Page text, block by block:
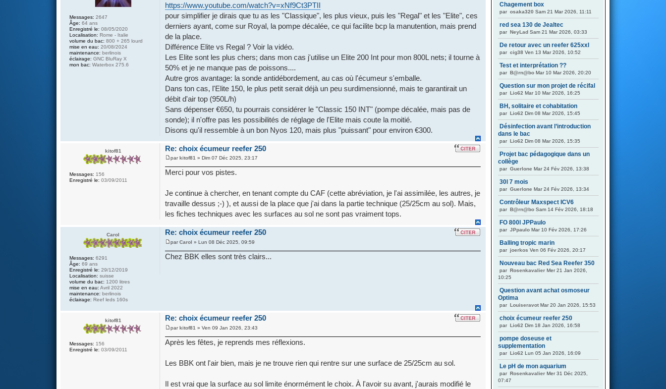
https://www.youtube.com/watch?v=xNf9Ct3PTII
pour simplifier je dirais que tu as les "Classique", les plus vieux, puis les "Regal" et les "Elite", ces
derniers ayant, come sur Royal, la pompe décalée, ce qui facilite bcp la manutention, mais prend
de la place.
Différence Elite vs Regal ? Voir la vidéo.
Les Elite sont les plus chers; dans mon cas j'utilise un Elite 200 Int pour mon 800L nets; il tourne à
50% et je ne manque pas de poissons....
Autre gros avantage: la sonde antidébordement, au cas où l'écumeur s'emballe.
Dans ton cas, l'Elite 150, le plus petit serait déjà un peu surdimensionné, mais te garantirait un
débit d'air top (950L/h)
Sans dépenser €650, tu pourrais considérer le "Classic 150 INT" (pompe décalée, mais pas de
sonde); il n'offre pas les possibilités de réglage de l'Elite mais coute la moitié.
Disons qu'il ressemble à un bon Nyos 120, mais plus "puissant" pour environ €300.
Messages: 2647
Âge: 64 ans
Enregistré le: 08/05/2020
Localisation: Rome - Italie
volume du bac: 800 + 265 lourd
mise en eau: 20/08/2024
maintenance: berlinois
éclairage: GNC BluRay X
mon bac: Waterbox 275.6
Re: choix écumeur reefer 250
parkitof81 » Dim 07 Déc 2025, 23:17
Merci pour vos pistes.
Je continue à chercher, en tenant compte du CAF (cette abréviation, je l'ai assimilée, les autres, je
travaille dessus ;-) ), et aussi de la place que j'ai dans la partie technique (25/25cm au sol). Mais,
les fiches techniques avec les surfaces au sol ne sont pas vraiment tops.
kitof81
Messages: 156
Enregistré le: 03/09/2011
Re: choix écumeur reefer 250
parCarol » Lun 08 Déc 2025, 09:59
Chez BBK elles sont très clairs...
Carol
Messages: 6291
Âge: 69 ans
Enregistré le: 29/12/2019
Localisation: suisse
volume du bac: 1200 litres
mise en eau: Avril 2022
maintenance: berlinois
éclairage: Reef leds 160s
Re: choix écumeur reefer 250
parkitof81 » Ven 09 Jan 2026, 23:43
Après les fêtes, je reprends mes réflexions.
Les BBK ont l'air bien, mais je ne trouve rien qui rentre sur une surface de 25/25cm au sol.
Il est vrai que la surface au sol limite énormément le choix. À l'avoir su avant, j'aurais modifié le
kitof81
Messages: 156
Enregistré le: 03/09/2011
Chagement box
par osaka320 Sam 21 Mar 2026, 11:11
red sea 130 de Jealtec
par NeyLad Sam 21 Mar 2026, 03:33
De retour avec un reefer 625xxl
par cig38 Ven 13 Mar 2026, 10:52
Test et interprétation ??
par B@rn@bo Mar 10 Mar 2026, 20:20
Question sur mon projet de récifal
par Lio62 Mar 10 Mar 2026, 16:25
BH, solitaire et cohabitation
par Lio62 Dim 08 Mar 2026, 15:45
Désinfection avant l’introduction
dans le bac
par Lio62 Dim 08 Mar 2026, 15:35
Projet bac pédagogique dans un
collège
par Guerlone Mar 24 Fév 2026, 13:38
30l 7 mois
par Guerlone Mar 24 Fév 2026, 13:34
Contrôleur Maxspect ICV6
par B@rn@bo Sam 14 Fév 2026, 18:18
FO 800l JPPaulo
par JPpaulo Mar 10 Fév 2026, 17:26
Balling tropic marin
par joerkos Ven 06 Fév 2026, 20:17
Nouveau bac Red Sea Reefer 350
par Rosenkavalier Mer 21 Jan 2026,
10:25
Question avant achat osmoseur
Optima
par Louiseravot Mar 20 Jan 2026, 15:53
choix écumeur reefer 250
par Lio62 Dim 18 Jan 2026, 16:58
pompe doseuse et
supplementation
par Lio62 Lun 05 Jan 2026, 16:09
Le pH de mon aquarium
par Rosenkavalier Mer 31 Déc 2025,
07:47